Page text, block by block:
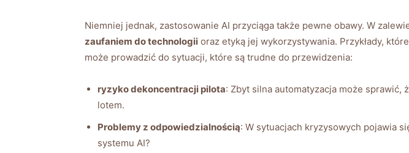
Niemniej jednak, zastosowanie⁤ AI ⁢przyciąga także pewne obawy. W
zaufaniem do technologii oraz etyką jej wykorzystywania. ⁤Przykłady,
‌może prowadzić do sytuacji, które są trudne ⁣do ‌przewidzenia:
ryzyko dekoncentracji pilota: Zbyt silna automatyzacja może
lotem.
Problemy z odpowiedzialnością: W sytuacjach kryzysowych pojawia
systemu AI?